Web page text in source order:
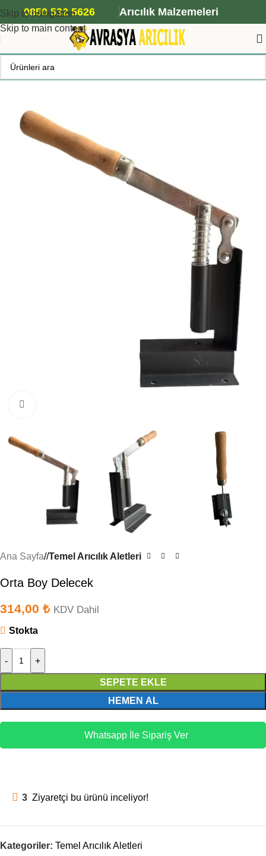
Skip to navigation
Skip to main content
ANA ARI SİPARİŞİ İÇİN TIKLAYIN
0850 532 5626 Arıcılık Malzemeleri
Ana Sayfa/ Temel Arıcılık Aletleri
Orta Boy Delecek
314,00 ₺ KDV Dahil
Stokta
- +
SEPETE EKLE
HEMEN AL
Whatsapp İle Sipariş Ver
3 Ziyaretçi bu ürünü inceliyor!
Kategoriler: Temel Arıcılık Aletleri